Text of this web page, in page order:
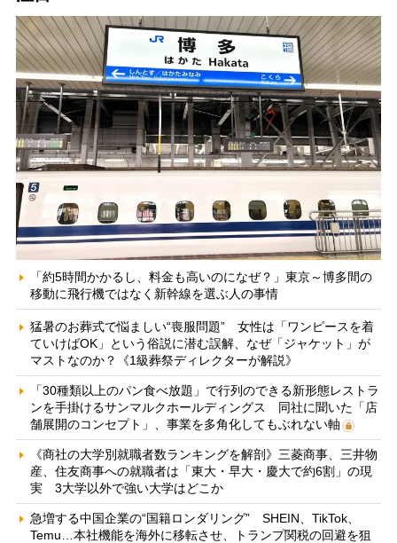
「約5時間かかるし、料金も高いのになぜ？」東京～博多間の
移動に飛行機ではなく新幹線を選ぶ人の事情
猛暑のお葬式で悩ましい“喪服問題” 女性は「ワンピースを着
ていけばOK」という俗説に潜む誤解、なぜ「ジャケット」が
マストなのか？《1級葬祭ディレクターが解説》
「30種類以上のパン食べ放題」で行列のできる新形態レストラ
ンを手掛けるサンマルクホールディングス 同社に聞いた「店
舗展開のコンセプト」、事業を多角化してもぶれない軸
《商社の大学別就職者数ランキングを解剖》三菱商事、三井物
産、住友商事への就職者は「東大・早大・慶大で約6割」の現
実 3大学以外で強い大学はどこか
急増する中国企業の“国籍ロンダリング” SHEIN、TikTok、
Temu…本社機能を海外に移転させ、トランプ関税の回避を狙